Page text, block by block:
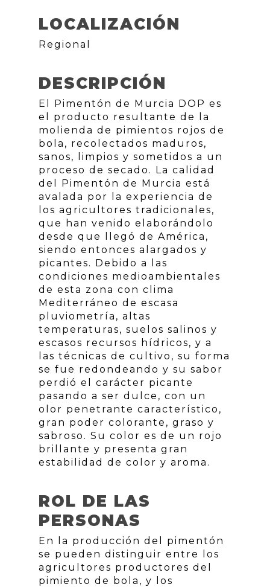
LOCALIZACIÓN
Regional
DESCRIPCIÓN
El Pimentón de Murcia DOP es
el producto resultante de la
molienda de pimientos rojos de
bola, recolectados maduros,
sanos, limpios y sometidos a un
proceso de secado. La calidad
del Pimentón de Murcia está
avalada por la experiencia de
los agricultores tradicionales,
que han venido elaborándolo
desde que llegó de América,
siendo entonces alargados y
picantes. Debido a las
condiciones medioambientales
de esta zona con clima
Mediterráneo de escasa
pluviometría, altas
temperaturas, suelos salinos y
escasos recursos hídricos, y a
las técnicas de cultivo, su forma
se fue redondeando y su sabor
perdió el carácter picante
pasando a ser dulce, con un
olor penetrante característico,
gran poder colorante, graso y
sabroso. Su color es de un rojo
brillante y presenta gran
estabilidad de color y aroma.
ROL DE LAS
PERSONAS
En la producción del pimentón
se pueden distinguir entre los
agricultores productores del
pimiento de bola, y los